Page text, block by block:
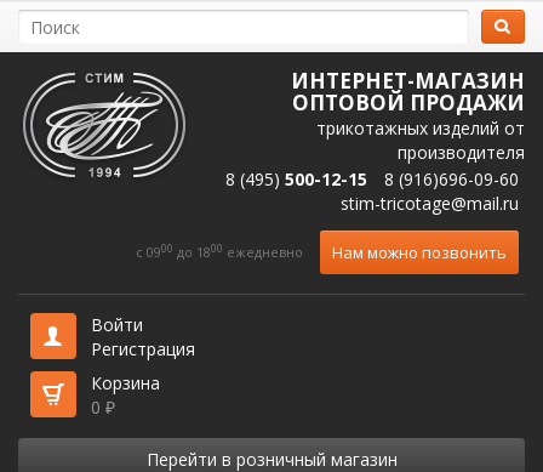
ИНТЕРНЕТ-МАГАЗИН
ОПТОВОЙ ПРОДАЖИ
трикотажных изделий от
производителя
8 (495) 500-12-15
8 (916)696-09-60
stim-tricotage@mail.ru
c 0900 до 1800 ежедневно Нам можно позвонить
Войти
Регистрация
Корзина
0 ₽
Перейти в розничный магазин